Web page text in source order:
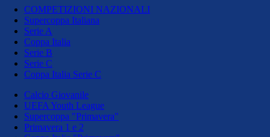
COMPETIZIONI NAZIONALI
Supercoppa Italiana
Serie A
Coppa Italia
Serie B
Serie C
Coppa Italia Serie C
Calcio Giovanile
UEFA Youth League
Supercoppa "Primavera"
Primavera 1 e 2